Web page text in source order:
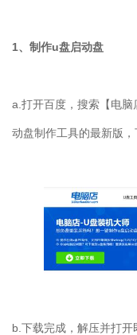
1、制作u盘启动盘
a.打开百度，搜索【电
动盘制作工具的最新版，
b.下载完成，解压并打开